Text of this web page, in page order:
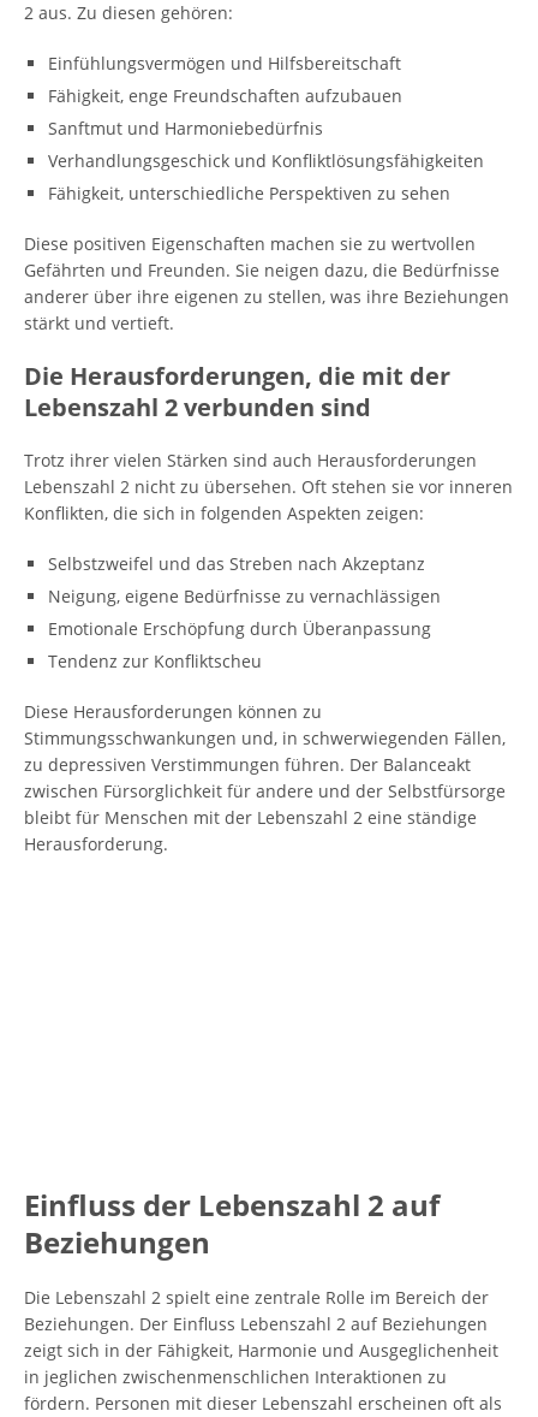
2 aus. Zu diesen gehören:
Einfühlungsvermögen und Hilfsbereitschaft
Fähigkeit, enge Freundschaften aufzubauen
Sanftmut und Harmoniebedürfnis
Verhandlungsgeschick und Konfliktlösungsfähigkeiten
Fähigkeit, unterschiedliche Perspektiven zu sehen
Diese positiven Eigenschaften machen sie zu wertvollen
Gefährten und Freunden. Sie neigen dazu, die Bedürfnisse
anderer über ihre eigenen zu stellen, was ihre Beziehungen
stärkt und vertieft.
Die Herausforderungen, die mit der
Lebenszahl 2 verbunden sind
Trotz ihrer vielen Stärken sind auch Herausforderungen
Lebenszahl 2 nicht zu übersehen. Oft stehen sie vor inneren
Konflikten, die sich in folgenden Aspekten zeigen:
Selbstzweifel und das Streben nach Akzeptanz
Neigung, eigene Bedürfnisse zu vernachlässigen
Emotionale Erschöpfung durch Überanpassung
Tendenz zur Konfliktscheu
Diese Herausforderungen können zu
Stimmungsschwankungen und, in schwerwiegenden Fällen,
zu depressiven Verstimmungen führen. Der Balanceakt
zwischen Fürsorglichkeit für andere und der Selbstfürsorge
bleibt für Menschen mit der Lebenszahl 2 eine ständige
Herausforderung.
Einfluss der Lebenszahl 2 auf
Beziehungen
Die Lebenszahl 2 spielt eine zentrale Rolle im Bereich der
Beziehungen. Der Einfluss Lebenszahl 2 auf Beziehungen
zeigt sich in der Fähigkeit, Harmonie und Ausgeglichenheit
in jeglichen zwischenmenschlichen Interaktionen zu
fördern. Personen mit dieser Lebenszahl erscheinen oft als